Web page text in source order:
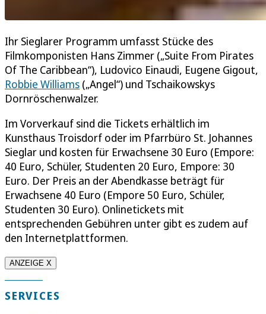
Ihr Sieglarer Programm umfasst Stücke des
Filmkomponisten Hans Zimmer („Suite From Pirates
Of The Caribbean“), Ludovico Einaudi, Eugene Gigout,
Robbie Williams („Angel“) und Tschaikowskys
Dornröschenwalzer.
Im Vorverkauf sind die Tickets erhältlich im
Kunsthaus Troisdorf oder im Pfarrbüro St. Johannes
Sieglar und kosten für Erwachsene 30 Euro (Empore:
40 Euro, Schüler, Studenten 20 Euro, Empore: 30
Euro. Der Preis an der Abendkasse beträgt für
Erwachsene 40 Euro (Empore 50 Euro, Schüler,
Studenten 30 Euro). Onlinetickets mit
entsprechenden Gebühren unter gibt es zudem auf
den Internetplattformen.
ANZEIGE X
SERVICES